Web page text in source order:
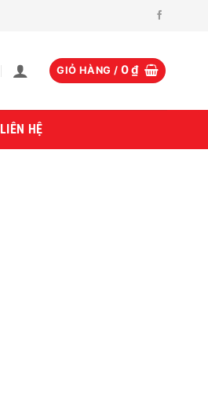
GIỎ HÀNG / 0₫
LIÊN HỆ